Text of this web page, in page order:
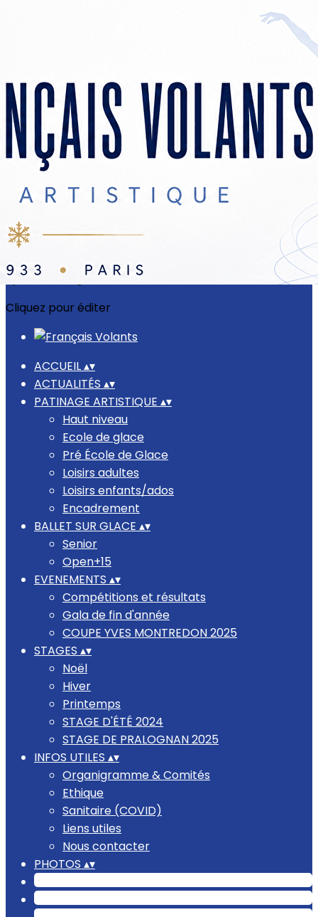
?>
Images de la page d'accueil
Cliquez pour éditer
Ajoutez un logo, un bouton, des réseaux sociaux
Cliquez pour éditer
ACCUEIL▴▾
ACTUALITÉS ▴▾
PATINAGE ARTISTIQUE ▴▾
Haut niveau
Ecole de glace
Pré École de Glace
Loisirs adultes
Loisirs enfants/ados
Encadrement
BALLET SUR GLACE ▴▾
Senior
Open+15
EVENEMENTS ▴▾
Compétitions et résultats
Gala de fin d'année
COUPE YVES MONTREDON 2025
STAGES ▴▾
Noël
Hiver
Printemps
STAGE D'ÉTÉ 2024
STAGE DE PRALOGNAN 2025
INFOS UTILES ▴▾
Organigramme & Comités
Ethique
Sanitaire (COVID)
Liens utiles
Nous contacter
PHOTOS ▴▾